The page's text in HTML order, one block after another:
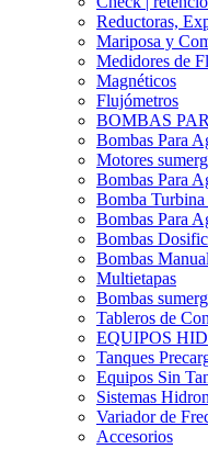
Reductoras,
Mariposa y
Medidores de
Magnéticos
Flujómetros
BOMBAS
Bombas Para
Motores
Bombas Para
Bomba Turbina
Bombas Para
Bombas
Bombas
Multietapas
Bombas
Tableros de
EQUIPOS
Tanques
Equipos Sin
Sistemas
Variador de
Accesorios